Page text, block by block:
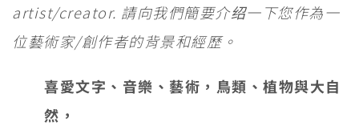
artist/creator. 請向我們簡要介绍一下您作為一
位藝術家/創作者的背景和經歷。
喜愛文字、音樂、藝術，鳥類、植物與大自
然，